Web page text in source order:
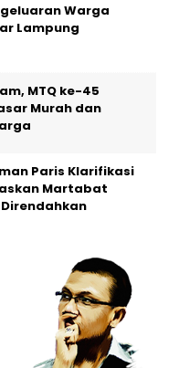
Warga
Lampung
MTQ ke-45
Murah dan
Paris Klarifikasi
Martabat